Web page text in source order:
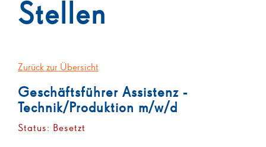
Stellen
Zurück zur Übersicht
Geschäftsführer Assistenz -
Technik/Produktion m/w/d
Status: Besetzt